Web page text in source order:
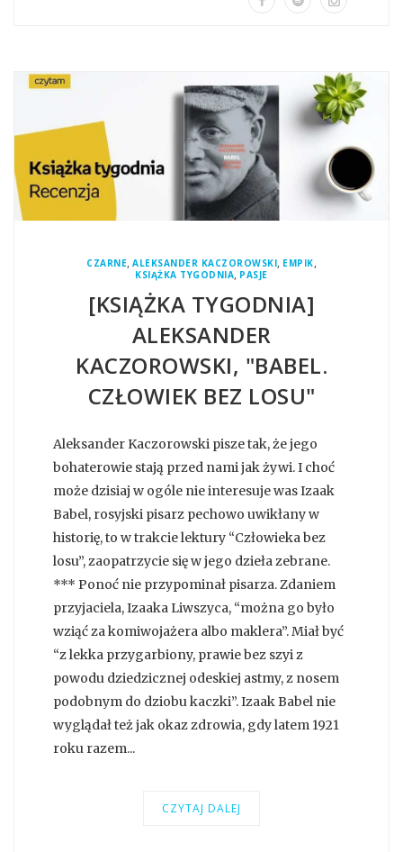
CZARNE,ALEKSANDER KACZOROWSKI, EMPIK,
KSIĄŻKA TYGODNIA, PASJE
[KSIĄŻKA TYGODNIA]
ALEKSANDER
KACZOROWSKI, "BABEL.
CZŁOWIEK BEZ LOSU"
Aleksander Kaczorowski pisze tak, że jego
bohaterowie stają przed nami jak żywi. I choć
może dzisiaj w ogóle nie interesuje was Izaak
Babel, rosyjski pisarz pechowo uwikłany w
historię, to w trakcie lektury “Człowieka bez
losu”, zaopatrzycie się w jego dzieła zebrane.
*** Ponoć nie przypominał pisarza. Zdaniem
przyjaciela, Izaaka Liwszyca, “można go było
wziąć za komiwojażera albo maklera”. Miał być
“z lekka przygarbiony, prawie bez szyi z
powodu dziedzicznej odeskiej astmy, z nosem
podobnym do dziobu kaczki”. Izaak Babel nie
wyglądał też jak okaz zdrowia, gdy latem 1921
roku razem...
CZYTAJ DALEJ